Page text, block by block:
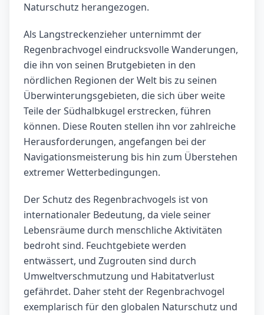
Naturschutz herangezogen.
Als Langstreckenzieher unternimmt der
Regenbrachvogel eindrucksvolle Wanderungen,
die ihn von seinen Brutgebieten in den
nördlichen Regionen der Welt bis zu seinen
Überwinterungsgebieten, die sich über weite
Teile der Südhalbkugel erstrecken, führen
können. Diese Routen stellen ihn vor zahlreiche
Herausforderungen, angefangen bei der
Navigationsmeisterung bis hin zum Überstehen
extremer Wetterbedingungen.
Der Schutz des Regenbrachvogels ist von
internationaler Bedeutung, da viele seiner
Lebensräume durch menschliche Aktivitäten
bedroht sind. Feuchtgebiete werden
entwässert, und Zugrouten sind durch
Umweltverschmutzung und Habitatverlust
gefährdet. Daher steht der Regenbrachvogel
exemplarisch für den globalen Naturschutz und